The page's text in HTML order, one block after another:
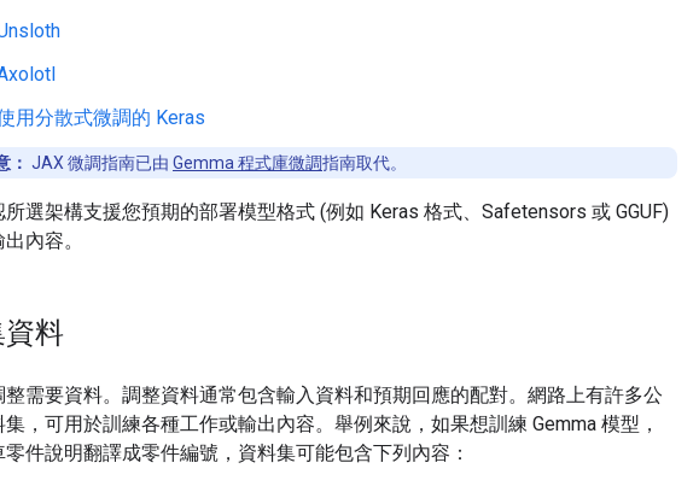
用分散式微調的 Keras
： JAX 微調指南已由 Gemma 程式庫微調指南取代。
所選架構支援您預期的部署模型格式 (例如 Keras 格式、Safetensors 或 GGUF)
內容。
料
整需要資料。調整資料通常包含輸入資料和預期回應的配對。網路上有許多公
集，可用於訓練各種工作或輸出內容。舉例來說，如果想訓練 Gemma 模型，
零件說明翻譯成零件編號，資料集可能包含下列內容：